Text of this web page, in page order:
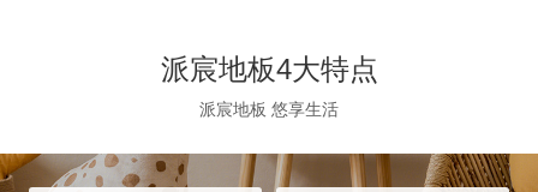
派宸地板4大特点
派宸地板 悠享生活